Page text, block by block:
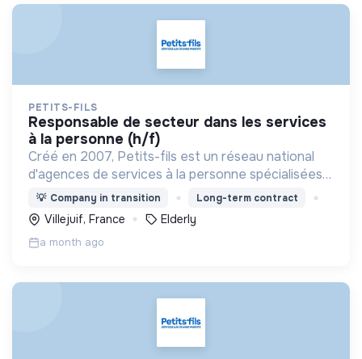
PETITS-FILS
responsable de secteur dans les services
à la personne (h/f)
Créé en 2007, Petits-fils est un réseau national
d'agences de services à la personne spécialisées
dans l'aide à domicile pour les personnes âgées.
💡 Company in transition Long-term contract
Villejuif, France Elderly
a month ago